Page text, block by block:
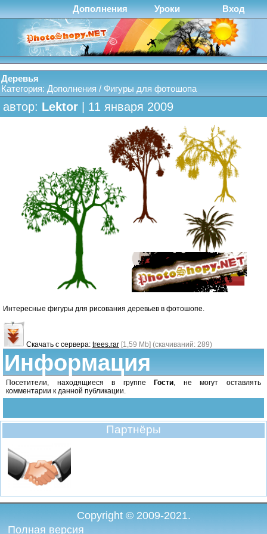
Дополнения Уроки Вход
Деревья
Категория: Дополнения / Фигуры для фотошопа
автор: Lektor | 11 января 2009
Интересные фигуры для рисования деревьев в фотошопе.
Скачать с сервера: trees.rar [1,59 Mb] (cкачиваний: 289)
Информация
Посетители, находящиеся в группеГости , не могут оставлять
комментарии к данной публикации.
Партнёры
Copyright © 2009-2021.
Полная версия